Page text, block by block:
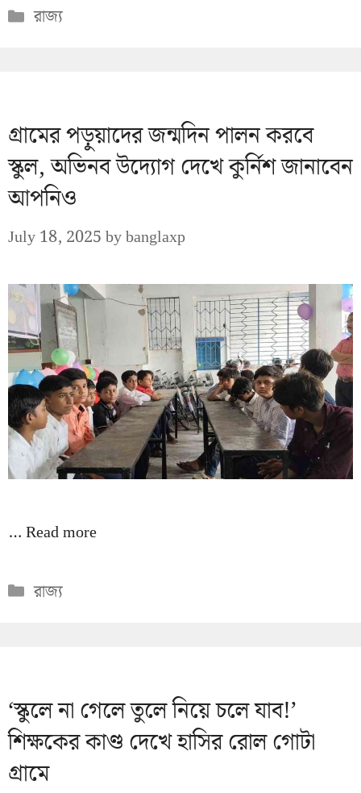
Categories
রাজ্য
গ্রামের পড়ুয়াদের জন্মদিন পালন করবে
স্কুল, অভিনব উদ্যোগ দেখে কুর্নিশ জানাবেন
আপনিও
July 18, 2025bybanglaxp
…Read more
Categories
রাজ্য
‘স্কুলে না গেলে তুলে নিয়ে চলে যাব!’
শিক্ষকের কাণ্ড দেখে হাসির রোল গোটা
গ্রামে